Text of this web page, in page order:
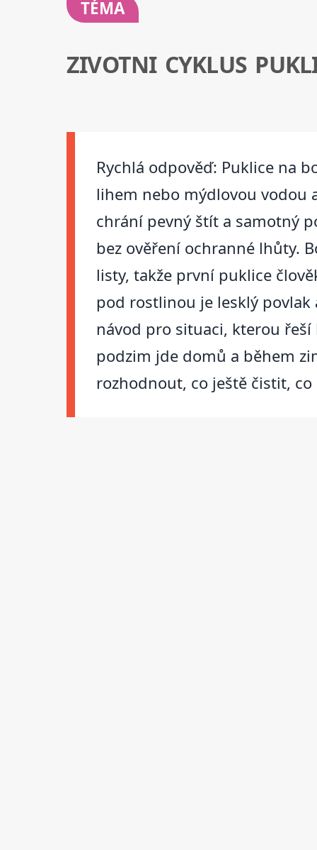
TÉMA
ZIVOTNI CYKLUS
Rychlá odpověď: Puklice na
lihem nebo mýdlovou vodou
chrání pevný štít a samotný
bez ověření ochranné lhůty.
listy, takže první puklice
pod rostlinou je lesklý povlak
návod pro situaci, kterou
podzim jde domů a během
rozhodnout, co ještě čistit,